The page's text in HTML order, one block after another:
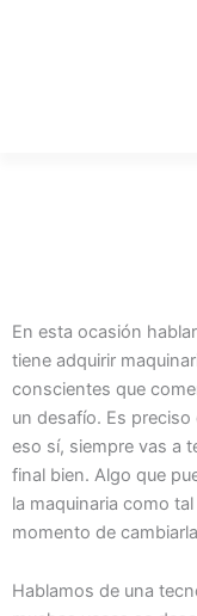
En esta ocasión
tiene adquirir
conscientes que
un desafío. Es
eso sí, siempre vas a
final bien. Algo que
la maquinaria como
momento de
Hablamos de una